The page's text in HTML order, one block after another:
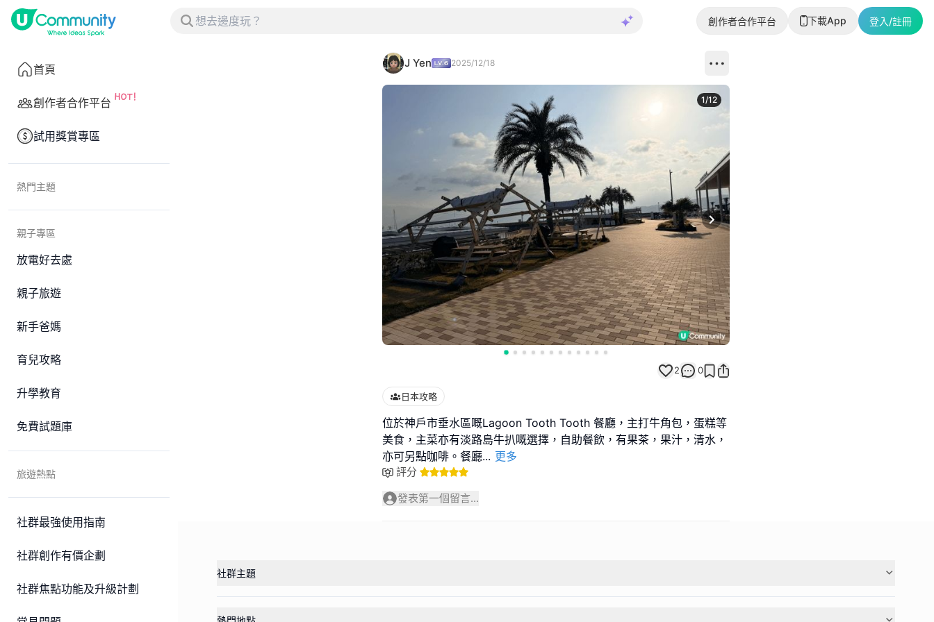
創作者合作平台 下載App 登入/註冊
首頁
創作者合作平台
試用獎賞專區
熱門主題
親子專區
放電好去處
親子旅遊
新手爸媽
育兒攻略
升學教育
免費試題庫
旅遊熱點
社群最強使用指南
社群創作有價企劃
社群焦點功能及升級計劃
J Yen 2025/12/18
Next slide
1/12
2 0
日本攻略
位於神戶市垂水區嘅Lagoon Tooth Tooth 餐廳，主打牛角包，蛋糕等
美食，主菜亦有淡路島牛扒嘅選擇，自助餐飲，有果茶，果汁，清水，
亦可另點咖啡。餐廳... 更多
評分
發表第一個留言...
社群主題